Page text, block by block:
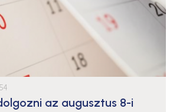
az augusztus 8-i